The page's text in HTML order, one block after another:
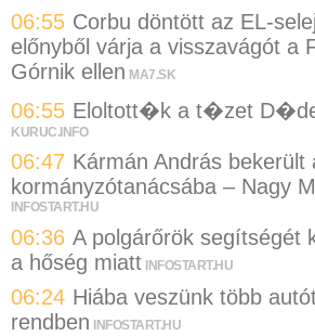
06:55 Corbu döntött az EL-
előnyből várja a visszavágót a
Górnik ellen MA7.SK
06:55 Eloltott�k a t�zet
KURUC.INFO
06:47 Kármán András bekerült
kormányzótanácsába – Nagy
INFOSTART.HU
06:36 A polgárőrök segítségét
a hőség miatt INFOSTART.HU
06:24 Hiába veszünk több
rendben
INFOSTART.HU